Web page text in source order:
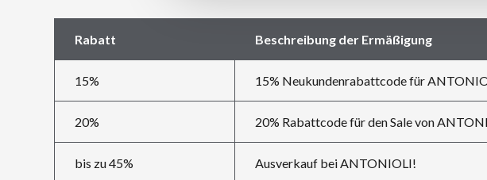
Rabatt Beschreibung der Ermäßigung
15% 15% Neukundenrabattcode für
20% 20% Rabattcode für den Sale von
bis zu 45% Ausverkauf bei ANTONIOLI!